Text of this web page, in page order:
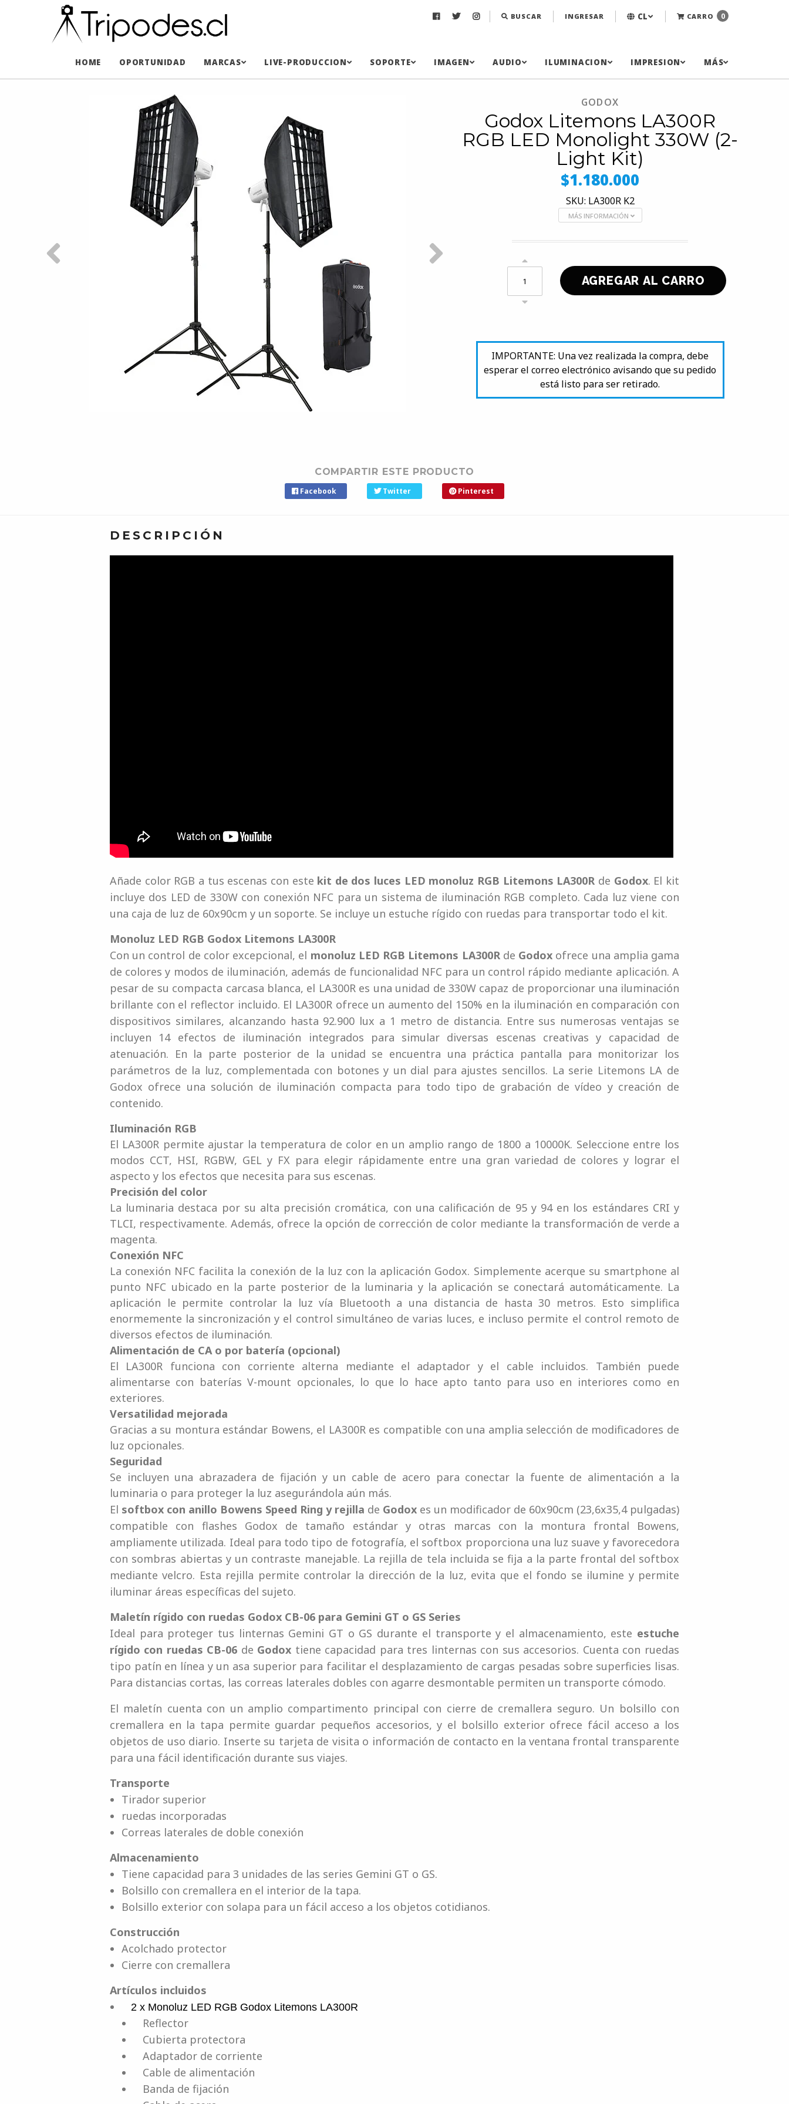
BUSCAR INGRESAR CL CARRO 0
HOME OPORTUNIDAD MARCAS LIVE-PRODUCCION SOPORTE IMAGEN AUDIO ILUMINACION IMPRESION MÁS
GODOX
Godox Litemons LA300R
RGB LED Monolight 330W (2-
Light Kit)
$1.180.000
SKU: LA300R K2
MÁS INFORMACIÓN
IMPORTANTE: Una vez realizada la compra, debe
esperar el correo electrónico avisando que su pedido
está listo para ser retirado.
COMPARTIR ESTE PRODUCTO
Facebook Twitter Pinterest
DESCRIPCIÓN
Añade color RGB a tus escenas con este kit de dos luces LED monoluz RGB Litemons LA300R de Godox. El kit
incluye dos LED de 330W con conexión NFC para un sistema de iluminación RGB completo. Cada luz viene con
una caja de luz de 60x90cm y un soporte. Se incluye un estuche rígido con ruedas para transportar todo el kit.
Monoluz LED RGB Godox Litemons LA300R
Con un control de color excepcional, el monoluz LED RGB Litemons LA300Rde Godox ofrece una amplia gama
de colores y modos de iluminación, además de funcionalidad NFC para un control rápido mediante aplicación. A
pesar de su compacta carcasa blanca, el LA300R es una unidad de 330W capaz de proporcionar una iluminación
brillante con el reflector incluido. El LA300R ofrece un aumento del 150% en la iluminación en comparación con
dispositivos similares, alcanzando hasta 92.900 lux a 1 metro de distancia. Entre sus numerosas ventajas se
incluyen 14 efectos de iluminación integrados para simular diversas escenas creativas y capacidad de
atenuación. En la parte posterior de la unidad se encuentra una práctica pantalla para monitorizar los
parámetros de la luz, complementada con botones y un dial para ajustes sencillos. La serie Litemons LA de
Godox ofrece una solución de iluminación compacta para todo tipo de grabación de vídeo y creación de
contenido.
Iluminación RGB
El LA300R permite ajustar la temperatura de color en un amplio rango de 1800 a 10000K. Seleccione entre los
modos CCT, HSI, RGBW, GEL y FX para elegir rápidamente entre una gran variedad de colores y lograr el
aspecto y los efectos que necesita para sus escenas.
Precisión del color
La luminaria destaca por su alta precisión cromática, con una calificación de 95 y 94 en los estándares CRI y
TLCI, respectivamente. Además, ofrece la opción de corrección de color mediante la transformación de verde a
magenta.
Conexión NFC
La conexión NFC facilita la conexión de la luz con la aplicación Godox. Simplemente acerque su smartphone al
punto NFC ubicado en la parte posterior de la luminaria y la aplicación se conectará automáticamente. La
aplicación le permite controlar la luz vía Bluetooth a una distancia de hasta 30 metros. Esto simplifica
enormemente la sincronización y el control simultáneo de varias luces, e incluso permite el control remoto de
diversos efectos de iluminación.
Alimentación de CA o por batería (opcional)
El LA300R funciona con corriente alterna mediante el adaptador y el cable incluidos. También puede
alimentarse con baterías V-mount opcionales, lo que lo hace apto tanto para uso en interiores como en
exteriores.
Versatilidad mejorada
Gracias a su montura estándar Bowens, el LA300R es compatible con una amplia selección de modificadores de
luz opcionales.
Seguridad
Se incluyen una abrazadera de fijación y un cable de acero para conectar la fuente de alimentación a la
luminaria o para proteger la luz asegurándola aún más.
El softbox con anillo Bowens Speed ​​Ring y rejilla de Godoxes un modificador de 60x90cm (23,6x35,4 pulgadas)
compatible con flashes Godox de tamaño estándar y otras marcas con la montura frontal Bowens,
ampliamente utilizada. Ideal para todo tipo de fotografía, el softbox proporciona una luz suave y favorecedora
con sombras abiertas y un contraste manejable. La rejilla de tela incluida se fija a la parte frontal del softbox
mediante velcro. Esta rejilla permite controlar la dirección de la luz, evita que el fondo se ilumine y permite
iluminar áreas específicas del sujeto.
Maletín rígido con ruedas Godox CB-06 para Gemini GT o GS Series
Ideal para proteger tus linternas Gemini GT o GS durante el transporte y el almacenamiento, este estuche
rígido con ruedas CB-06 de Godox tiene capacidad para tres linternas con sus accesorios. Cuenta con ruedas
tipo patín en línea y un asa superior para facilitar el desplazamiento de cargas pesadas sobre superficies lisas.
Para distancias cortas, las correas laterales dobles con agarre desmontable permiten un transporte cómodo.
El maletín cuenta con un amplio compartimento principal con cierre de cremallera seguro. Un bolsillo con
cremallera en la tapa permite guardar pequeños accesorios, y el bolsillo exterior ofrece fácil acceso a los
objetos de uso diario. Inserte su tarjeta de visita o información de contacto en la ventana frontal transparente
para una fácil identificación durante sus viajes.
Transporte
Tirador superior
ruedas incorporadas
Correas laterales de doble conexión
Almacenamiento
Tiene capacidad para 3 unidades de las series Gemini GT o GS.
Bolsillo con cremallera en el interior de la tapa.
Bolsillo exterior con solapa para un fácil acceso a los objetos cotidianos.
Construcción
Acolchado protector
Cierre con cremallera
Artículos incluidos
2 x Monoluz LED RGB Godox Litemons LA300R
Reflector
Cubierta protectora
Adaptador de corriente
Cable de alimentación
Banda de fijación